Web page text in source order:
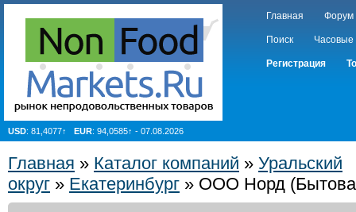
Главная Форум
Поиск Часовые
Регистрация
USD: 81,4077↑ EUR: 94,0585↑ - 07.08.2026
Главная » Каталог компаний » Уральский
округ » Екатеринбург » ООО Норд